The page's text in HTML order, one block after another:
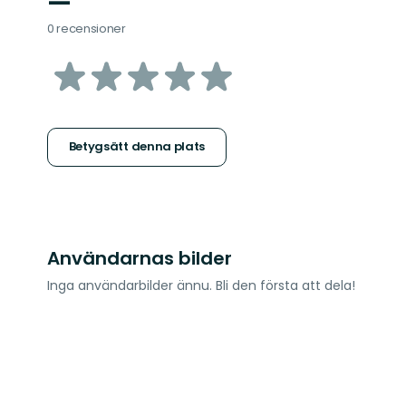
0 recensioner
av
stjärnor
Betygsätt denna plats
Användarnas bilder
Inga användarbilder ännu. Bli den första att dela!